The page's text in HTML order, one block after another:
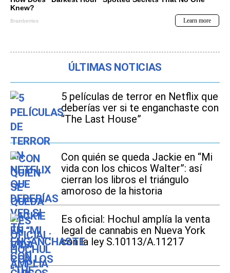
ÚLTIMAS NOTICIAS
5 películas de terror en Netflix que
deberías ver si te enganchaste con
“The Last House”
Con quién se queda Jackie en “Mi
vida con los chicos Walter”: así
cierran los libros el triángulo
amoroso de la historia
Es oficial: Hochul amplía la venta
legal de cannabis en Nueva York
con la ley S.10113/A.11217